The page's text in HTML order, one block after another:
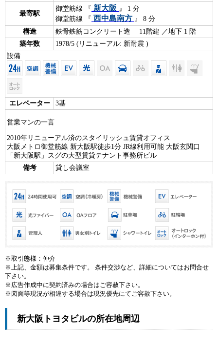
最寄駅
御堂筋線 『 新大阪 』 1 分
御堂筋線 『 西中島南方 』 8 分
構造
鉄骨鉄筋コンクリート造 11階建 ／地下 1 階
築年数
1978/5 (リニューアル: 新耐震 )
設備
エレベーター 3基
営業マンの一言
2010年リニューアル済のスタイリッシュ賃貸オフィス
大阪メトロ御堂筋線 新大阪駅徒歩1分 JR線利用可能 大阪玄関口
「新大阪駅」スグの大型賃貸テナント事務所ビル
備考
貸し会議室
※取引態様：仲介
※上記、金額は募集条件です。 条件交渉など、詳細についてはお問合せ
下さい。
※広告作成中に契約済みの場合はご容赦下さい。
※図面等現況が相違する場合は現況優先にてご容赦下さい。
新大阪トヨタビルの所在地周辺